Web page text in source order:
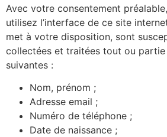
Avec votre consentement
utilisez l’interface de ce site
met à votre disposition, sont
collectées et traitées tout ou partie
suivantes :
Nom, prénom ;
Adresse email ;
Numéro de téléphone ;
Date de naissance ;